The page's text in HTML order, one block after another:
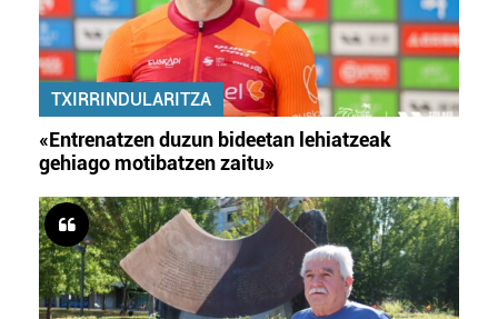
TXIRRINDULARITZA
«Entrenatzen duzun bideetan lehiatzeak
gehiago motibatzen zaitu»